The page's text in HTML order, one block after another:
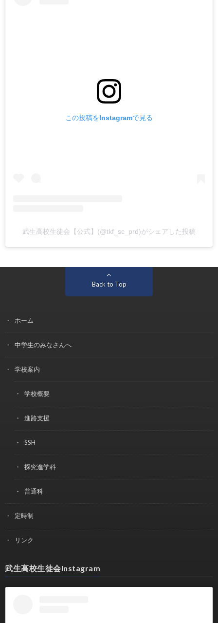
この投稿をInstagramで見る
武生高校生徒会【公式】(@tkf_sc_prd)がシェアした投稿
Back to Top
ホーム
中学生のみなさんへ
学校案内
学校概要
進路支援
SSH
探究進学科
普通科
定時制
リンク
武生高校生徒会Instagram